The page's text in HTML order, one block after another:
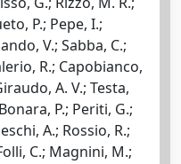
P.; Pepe, I.;
V.; Sabba, C.;
R.; Capobianco,
A. V.; Testa,
P.; Periti, G.;
A.; Rossio, R.;
C.; Magnini, M.;